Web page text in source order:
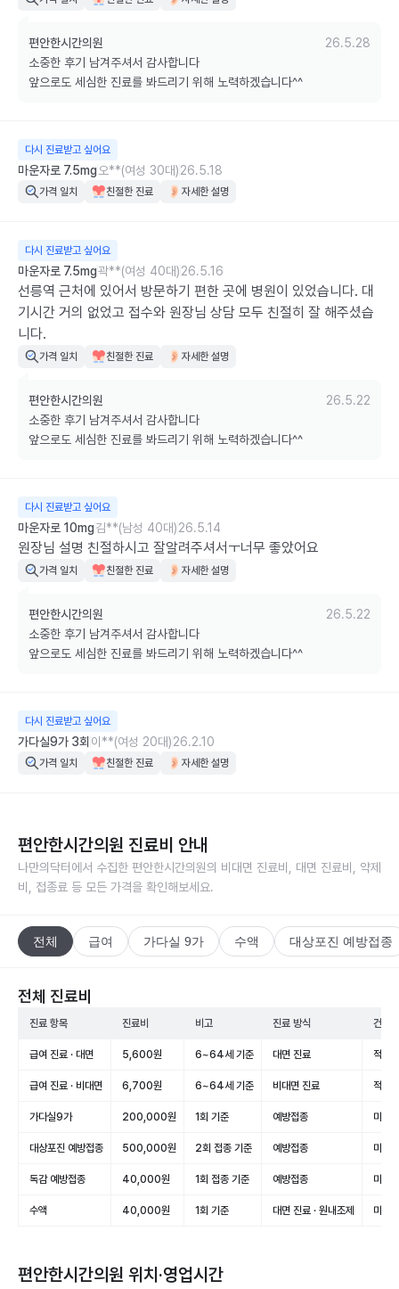
편안한시간의원
26.5.28
소중한 후기 남겨주셔서 감사합니다
앞으로도 세심한 진료를 봐드리기 위해 노력하겠습니다^^
다시 진료받고 싶어요
마운자로 7.5mg오**(여성 30대)26.5.18
가격 일치 친절한 진료 자세한 설명
다시 진료받고 싶어요
마운자로 7.5mg곽**(여성 40대)26.5.16
선릉역 근처에 있어서 방문하기 편한 곳에 병원이 있었습니다. 대
기시간 거의 없었고 접수와 원장님 상담 모두 친절히 잘 해주셨습
니다.
가격 일치 친절한 진료 자세한 설명
편안한시간의원
26.5.22
소중한 후기 남겨주셔서 감사합니다
앞으로도 세심한 진료를 봐드리기 위해 노력하겠습니다^^
다시 진료받고 싶어요
마운자로 10mg김**(남성 40대)26.5.14
원장님 설명 친절하시고 잘알려주셔서ㅜ너무 좋았어요
가격 일치 친절한 진료 자세한 설명
편안한시간의원
26.5.22
소중한 후기 남겨주셔서 감사합니다
앞으로도 세심한 진료를 봐드리기 위해 노력하겠습니다^^
다시 진료받고 싶어요
가다실9가 3회 이**(여성 20대)26.2.10
가격 일치 친절한 진료 자세한 설명
편안한시간의원 진료비 안내
나만의닥터에서 수집한 편안한시간의원의 비대면 진료비, 대면 진료비, 약제
비, 접종료 등 모든 가격을 확인해보세요.
전체 급여 가다실 9가 수액 대상포진 예방접종
전체 진료비
진료 항목 진료비 비고 진료 방식 건강
급여 진료 · 대면 5,600원 6~64세 기준 대면 진료 적용(
급여 진료 · 비대면 6,700원 6~64세 기준 비대면 진료 적용(
가다실9가 200,000원 1회 기준 예방접종 미적
대상포진 예방접종 500,000원 2회 접종 기준 예방접종 미적
독감 예방접종 40,000원 1회 접종 기준 예방접종 미적
수액 40,000원 1회 기준 대면 진료 · 원내조제 미적
편안한시간의원 위치·영업시간